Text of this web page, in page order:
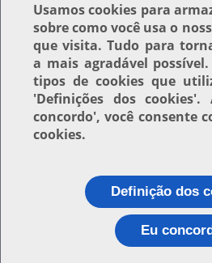
Usamoscookies para
sobre como você usa o
que visita. Tudo para
a mais agradável
tipos de cookies que
'Definições dos cookies'.
concordo', você consente
cookies.